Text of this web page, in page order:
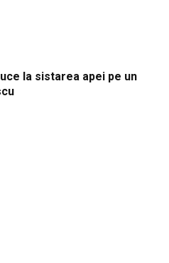
la sistarea apei pe un